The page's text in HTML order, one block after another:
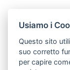
Usiamo i
Questo sito
suo corretto
per capire